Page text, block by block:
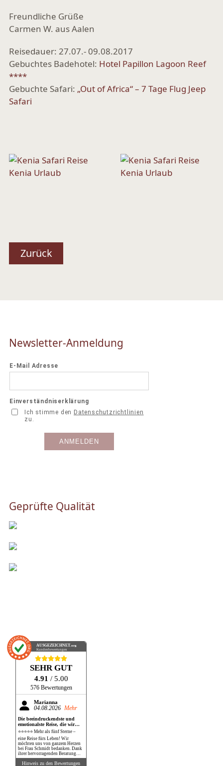
Freundliche Grüße
Carmen W. aus Aalen
Reisedauer: 27.07.- 09.08.2017
Gebuchtes Badehotel: Hotel Papillon Lagoon Reef
****
Gebuchte Safari: „Out of Africa“ – 7 Tage Flug Jeep
Safari
Zurück
Newsletter-Anmeldung
Geprüfte Qualität
AUSGEZEICHNET.org
Kundenbewertungen
SEHR GUT
4.91 / 5.00
576 Bewertungen
Marianna
04.08.2026 Mehr
Die beeindruckendste und
emotionalste Reise, die wir
bisher gemacht haben!
⭐⭐⭐⭐⭐ Mehr als fünf Sterne –
eine Reise fürs Leben! Wir
möchten uns von ganzem Herzen
bei Frau Schmidt bedanken. Dank
ihrer hervorragenden Beratung
und perfekten Organisation
durften wir eine Reise erleben, die
Hinweis zu den Bewertungen